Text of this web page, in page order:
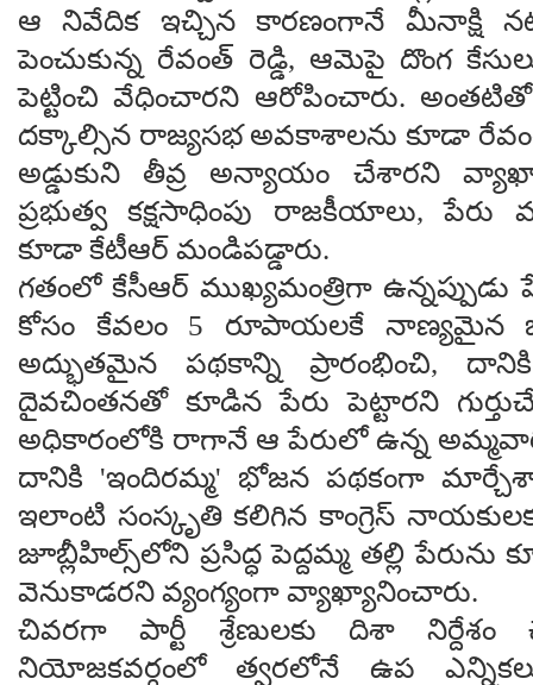
ఆ నివేదిక ఇచ్చిన కారణంగానే మీనాక్షి
పెంచుకున్న రేవంత్ రెడ్డి, ఆమెపై దొంగ
పెట్టించి వేధించారని ఆరోపించారు.
దక్కాల్సిన రాజ్యసభ అవకాశాలను కూడా
అడ్డుకుని తీవ్ర అన్యాయం చేశారని
ప్రభుత్వ కక్షసాధింపు రాజకీయాలు, పేరు
కూడా కేటీఆర్ మండిపడ్డారు.
గతంలో కేసీఆర్ ముఖ్యమంత్రిగా ఉన్నప్పుడు
కోసం కేవలం 5 రూపాయలకే నాణ్యమైన
అద్భుతమైన పథకాన్ని ప్రారంభించి,
దైవచింతనతో కూడిన పేరు పెట్టారని
అధికారంలోకి రాగానే ఆ పేరులో ఉన్న
దానికి 'ఇందిరమ్మ' భోజన పథకంగా
ఇలాంటి సంస్కృతి కలిగిన కాంగ్రెస్
జూబ్లీహిల్స్‌లోని ప్రసిద్ధ పెద్దమ్మ తల్లి
వెనుకాడరని వ్యంగ్యంగా వ్యాఖ్యానించారు.
చివరగా పార్టీ శ్రేణులకు దిశా
నియోజకవర్గంలో త్వరలోనే ఉప